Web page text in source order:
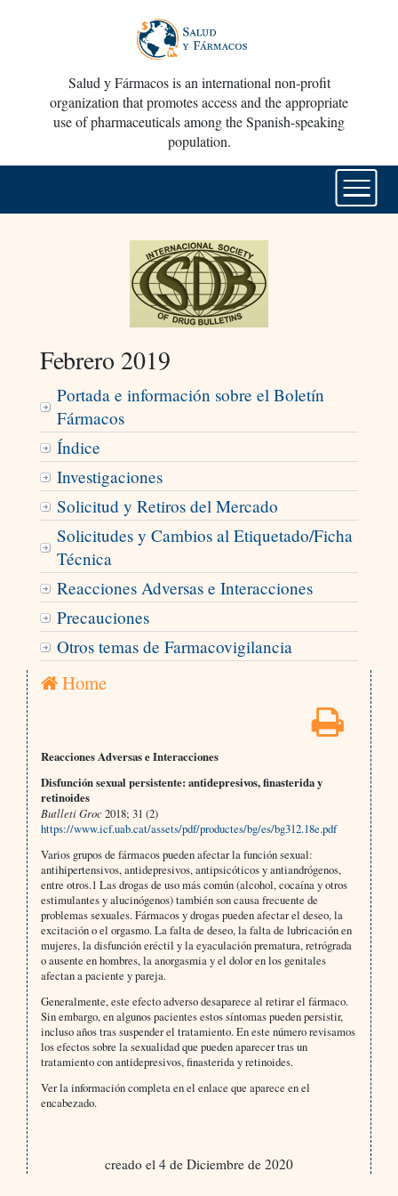
Salud y Fármacos is an international non-profit
organization that promotes access and the appropriate
use of pharmaceuticals among the Spanish-speaking
population.
Febrero 2019
Portada e información sobre el Boletín
Fármacos
Índice
Investigaciones
Solicitud y Retiros del Mercado
Solicitudes y Cambios al Etiquetado/Ficha
Técnica
Reacciones Adversas e Interacciones
Precauciones
Otros temas de Farmacovigilancia
Home
Reacciones Adversas e Interacciones
Disfunción sexual persistente: antidepresivos, finasterida y
retinoides
Butlleti Groc2018; 31 (2)
https://www.icf.uab.cat/assets/pdf/productes/bg/es/bg312.18e.pdf
Varios grupos de fármacos pueden afectar la función sexual:
antihipertensivos, antidepresivos, antipsicóticos y antiandrógenos,
entre otros.1 Las drogas de uso más común (alcohol, cocaína y otros
estimulantes y alucinógenos) también son causa frecuente de
problemas sexuales. Fármacos y drogas pueden afectar el deseo, la
excitación o el orgasmo. La falta de deseo, la falta de lubricación en
mujeres, la disfunción eréctil y la eyaculación prematura, retrógrada
o ausente en hombres, la anorgasmia y el dolor en los genitales
afectan a paciente y pareja.
Generalmente, este efecto adverso desaparece al retirar el fármaco.
Sin embargo, en algunos pacientes estos síntomas pueden persistir,
incluso años tras suspender el tratamiento. En este número revisamos
los efectos sobre la sexualidad que pueden aparecer tras un
tratamiento con antidepresivos, finasterida y retinoides.
Ver la información completa en el enlace que aparece en el
encabezado.
creado el 4 de Diciembre de 2020